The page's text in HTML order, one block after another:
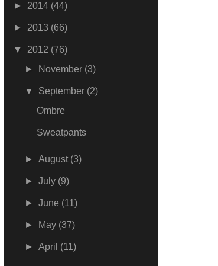
► 2014 (44)
► 2013 (66)
▼ 2012 (76)
►
November (3)
▼ September (2)
Ombre
Sweatpants
►August (3)
►July (9)
►June (11)
► May (37)
►April (11)